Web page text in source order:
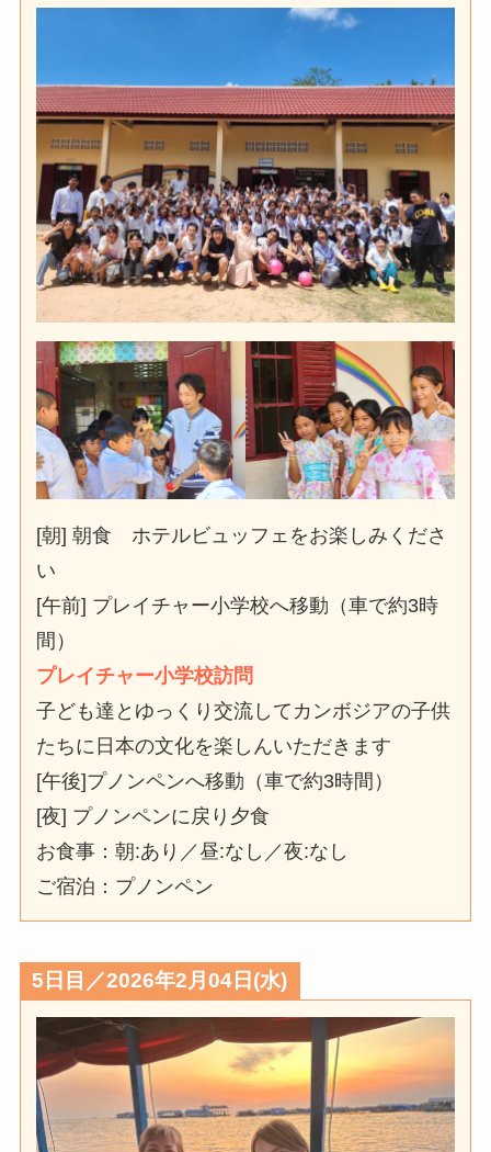
[朝] 朝食 ホテルビュッフェをお楽しみくださ
い
[午前] プレイチャー小学校へ移動（車で約3時
間）
プレイチャー小学校訪問
子ども達とゆっくり交流してカンボジアの子供
たちに日本の文化を楽しんいただきます
[午後]プノンペンへ移動（車で約3時間）
[夜] プノンペンに戻り夕食
お食事：朝:あり／昼:なし／夜:なし
ご宿泊：プノンペン
5日目／2026年2月04日(水)